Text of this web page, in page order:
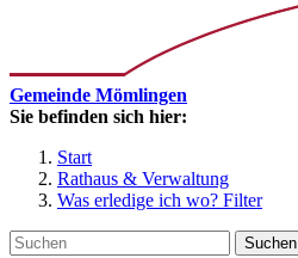
Gemeinde Mömlingen
Sie befinden sich hier:
Start
Rathaus & Verwaltung
Was erledige ich wo? Filter
Suchen